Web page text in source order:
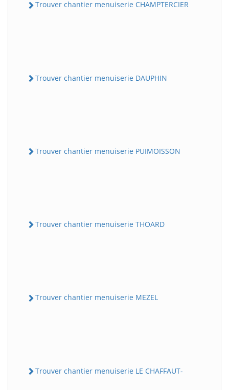
Trouver chantier menuiserie CHAMPTERCIER
Trouver chantier menuiserie DAUPHIN
Trouver chantier menuiserie PUIMOISSON
Trouver chantier menuiserie THOARD
Trouver chantier menuiserie MEZEL
Trouver chantier menuiserie LE CHAFFAUT-